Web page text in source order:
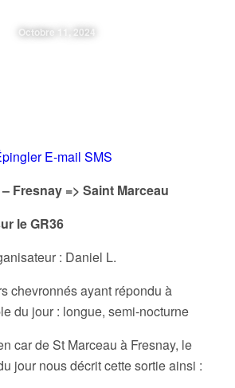
Octobre 11, 2024
E-mail SMS
Fresnay => Saint Marceau
le GR36
: Daniel L.
chevronnés ayant répondu à
du jour : longue, semi-nocturne
car de St Marceau à Fresnay, le
jour nous décrit cette sortie ainsi :